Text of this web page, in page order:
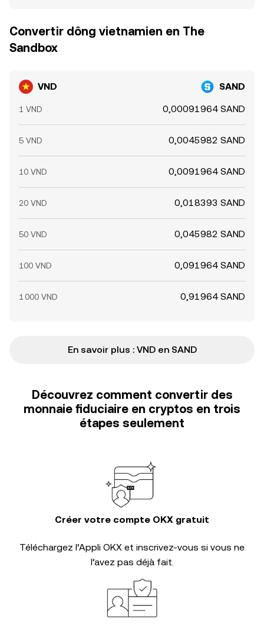
Convertir dông vietnamien en The
Sandbox
VND SAND
1 VND 0,00091964 SAND
5 VND 0,0045982 SAND
10 VND 0,0091964 SAND
20 VND 0,018393 SAND
50 VND 0,045982 SAND
100 VND 0,091964 SAND
1 000 VND 0,91964 SAND
En savoir plus : VND en SAND
Découvrez comment convertir des
monnaie fiduciaire en cryptos en trois
étapes seulement
Créer votre compte OKX gratuit
Téléchargez l’Appli OKX et inscrivez-vous si vous ne
l’avez pas déjà fait.